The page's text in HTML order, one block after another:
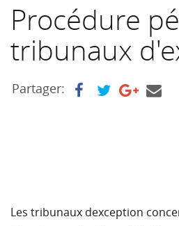
Procédure
tribunaux
Partager:
Les tribunaux dexception